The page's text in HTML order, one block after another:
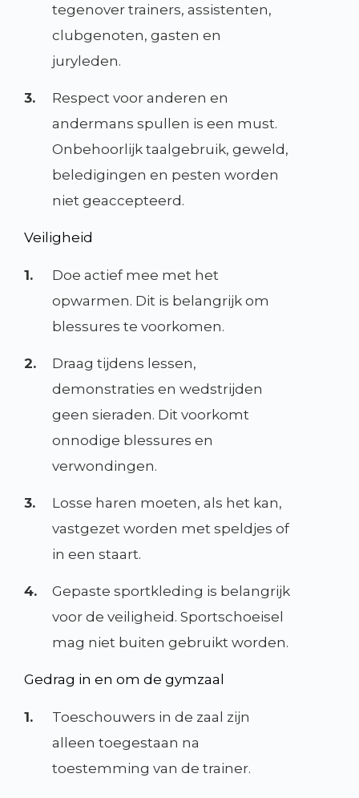
tegenover trainers, assistenten,
clubgenoten, gasten en
juryleden.
3.
Respect voor anderen en
andermans spullen is een must.
Onbehoorlijk taalgebruik, geweld,
beledigingen en pesten worden
niet geaccepteerd.
Veiligheid
1.
Doe actief mee met het
opwarmen. Dit is belangrijk om
blessures te voorkomen.
2.
Draag tijdens lessen,
demonstraties en wedstrijden
geen sieraden. Dit voorkomt
onnodige blessures en
verwondingen.
3.
Losse haren moeten, als het kan,
vastgezet worden met speldjes of
in een staart.
4.
Gepaste sportkleding is belangrijk
voor de veiligheid. Sportschoeisel
mag niet buiten gebruikt worden.
Gedrag in en om de gymzaal
1.
Toeschouwers in de zaal zijn
alleen toegestaan na
toestemming van de trainer.